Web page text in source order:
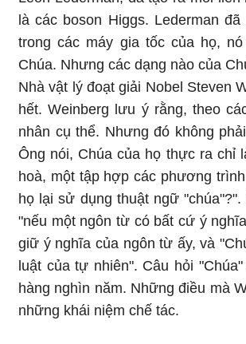
là các boson Higgs. Lederman
trong các máy gia tốc của họ,
Chúa. Nhưng các dạng nào của
Nhà vật lý đoạt giải Nobel Steven
hết. Weinberg lưu ý rằng, theo
nhân cụ thể. Nhưng đó không
Ông nói, Chúa của họ thực ra chỉ
hoà, một tập hợp các phương
họ lại sử dụng thuật ngữ
"nếu một ngôn từ có bất cứ ý
giữ ý nghĩa của ngôn từ ấy, và
luật của tự nhiên". Câu hỏi
hàng nghìn năm. Những điều mà
những khái niệm chế tác.